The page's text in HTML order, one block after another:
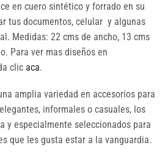
en cuero sintético y forrado en su
tus documentos, celular y algunas
Medidas: 22 cms de ancho, 13 cms
Para ver mas diseños en
clic aca.
amplia variedad en accesorios para
informales o casuales, los
y especialmente seleccionados para
que les gusta estar a la vanguardia.